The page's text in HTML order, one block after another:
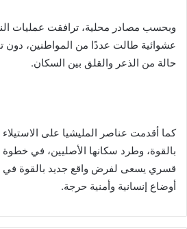
وبحسب مصادر محلية، ترافقت عمليات
عشوائية طالت عددًا من المواطنين، دون
حالة من الذعر والقلق بين السكان.
كما أقدمت عناصر المليشيا على
بالقوة، وطرد سكانها الأصليين، في
قسري يسعى لفرض واقع جديد بالقوة في
أوضاع إنسانية وأمنية حرجة.